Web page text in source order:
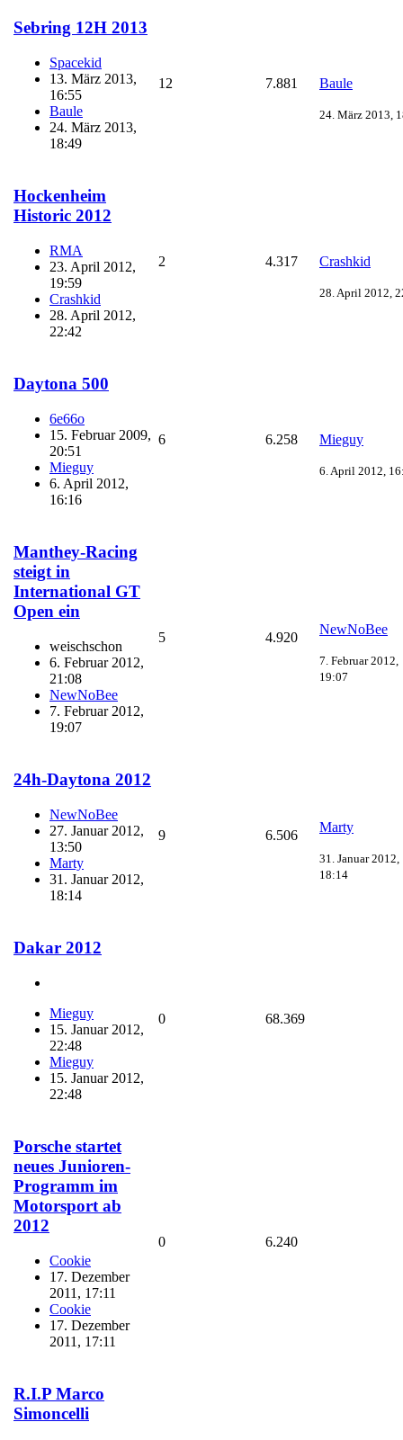
Sebring 12H 2013
Spacekid
13. März 2013,
16:55
Baule
24. März 2013,
18:49
12 7.881 Baule
24. März 2013,
Hockenheim
Historic 2012
RMA
23. April 2012,
19:59
Crashkid
28. April 2012,
22:42
2 4.317 Crashkid
28. April 2012,
Daytona 500
6e66o
15. Februar 2009,
20:51
Mieguy
6. April 2012,
16:16
6 6.258 Mieguy
6. April 2012,
Manthey-Racing
steigt in
International GT
Open ein
weischschon
6. Februar 2012,
21:08
NewNoBee
7. Februar 2012,
19:07
5 4.920
NewNoBee
7. Februar 2012,
19:07
24h-Daytona 2012
NewNoBee
27. Januar 2012,
13:50
Marty
31. Januar 2012,
18:14
9 6.506
Marty
31. Januar 2012,
18:14
Dakar 2012
Mieguy
15. Januar 2012,
22:48
Mieguy
15. Januar 2012,
22:48
0 68.369
Porsche startet
neues Junioren-
Programm im
Motorsport ab
2012
Cookie
17. Dezember
2011, 17:11
Cookie
17. Dezember
2011, 17:11
0 6.240
R.I.P Marco
Simoncelli